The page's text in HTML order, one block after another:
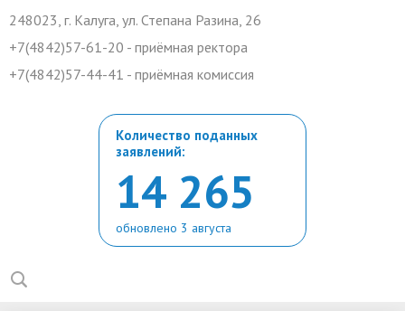
248023, г. Калуга, ул. Степана Разина, 26
+7(4842)57-61-20 - приёмная ректора
+7(4842)57-44-41 - приёмная комиссия
Количество поданных
заявлений:
14 265
обновлено 3 августа